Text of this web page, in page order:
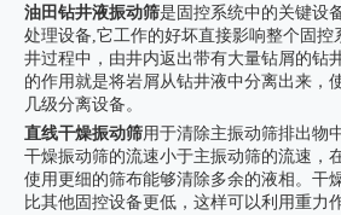
油田钻井液振动筛是固控系统中的关键设
处理设备,它工作的好坏直接影响整个固控
井过程中，由井内返出带有大量钻屑的钻
的作用就是将岩屑从钻井液中分离出来，
几级分离设备。
直线干燥振动筛用于清除主振动筛排出物
干燥振动筛的流速小于主振动筛的流速，
使用更细的筛布能够清除多余的液相。干
比其他固控设备更低，这样可以利用重力